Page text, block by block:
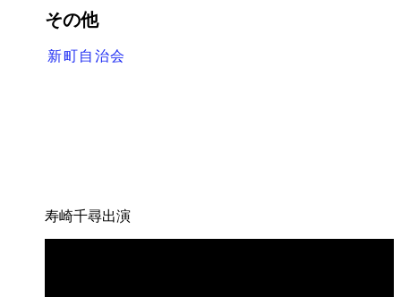
その他
新町自治会
寿崎千尋出演